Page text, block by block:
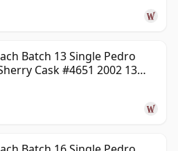
Batch 13 Single Pedro
Cask #4651 2002 13